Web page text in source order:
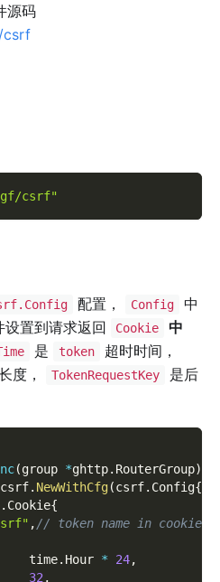
源码
csrf
csrf"
配置， Config
中
设置到请求返回 Cookie 中
是 token 超时时间，
度， TokenRequestKey
是后
(group *ghttp. RouterGroup)
csrf. NewWithCfg(csrf. Config{
. Cookie{
,// token name in cookie
time
. Hour * 24,
32,